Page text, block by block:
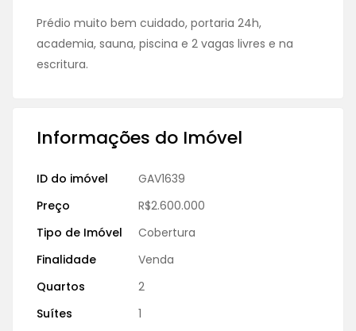
Prédio muito bem cuidado, portaria 24h,
academia, sauna, piscina e 2 vagas livres e na
escritura.
Informações do Imóvel
ID do imóvel
GAV1639
Preço
R$2.600.000
Tipo de Imóvel
Cobertura
Finalidade
Venda
Quartos
2
Suítes
1